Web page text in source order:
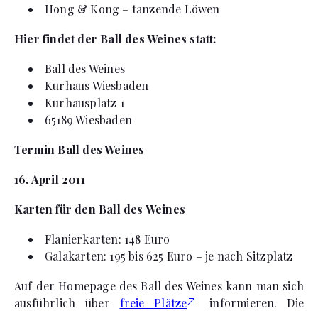
Hong & Kong – tanzende Löwen
Hier findet der Ball des Weines statt:
Ball des Weines
Kurhaus Wiesbaden
Kurhausplatz 1
65189 Wiesbaden
Termin Ball des Weines
16. April 2011
Karten für den Ball des Weines
Flanierkarten: 148 Euro
Galakarten: 195 bis 625 Euro – je nach Sitzplatz
Auf der Homepage des Ball des Weines kann man sich
ausführlich über freie Plätze
informieren. Die